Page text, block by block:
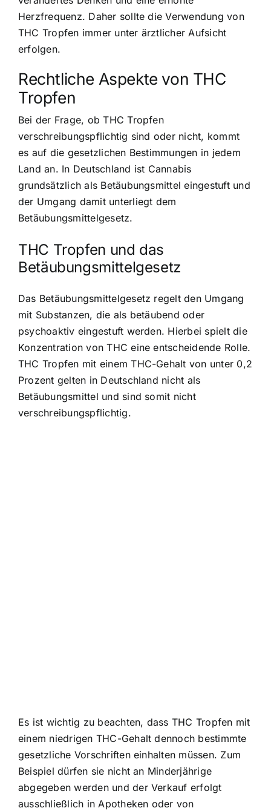
Herzfrequenz. Daher sollte die Verwendung von
THC Tropfen immer unter ärztlicher Aufsicht
erfolgen.
Rechtliche Aspekte von THC
Tropfen
Bei der Frage, ob THC Tropfen
verschreibungspflichtig sind oder nicht, kommt
es auf die gesetzlichen Bestimmungen in jedem
Land an. In Deutschland ist Cannabis
grundsätzlich als Betäubungsmittel eingestuft und
der Umgang damit unterliegt dem
Betäubungsmittelgesetz.
THC Tropfen und das
Betäubungsmittelgesetz
Das Betäubungsmittelgesetz regelt den Umgang
mit Substanzen, die als betäubend oder
psychoaktiv eingestuft werden. Hierbei spielt die
Konzentration von THC eine entscheidende Rolle.
THC Tropfen mit einem THC-Gehalt von unter 0,2
Prozent gelten in Deutschland nicht als
Betäubungsmittel und sind somit nicht
verschreibungspflichtig.
Es ist wichtig zu beachten, dass THC Tropfen mit
einem niedrigen THC-Gehalt dennoch bestimmte
gesetzliche Vorschriften einhalten müssen. Zum
Beispiel dürfen sie nicht an Minderjährige
abgegeben werden und der Verkauf erfolgt
ausschließlich in Apotheken oder von